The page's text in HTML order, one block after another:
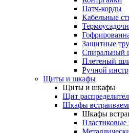
Патч-корды
Кабельные
Защитные
Спиральный
Плетеный
Ручной
Щиты и шкафы
Щиты и шкафы
Щит
Шкафы
Шкафы